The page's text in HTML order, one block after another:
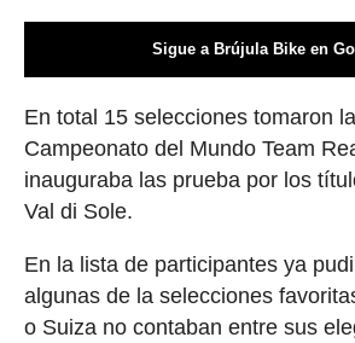
Sigue a Brújula Bike en
En total 15 selecciones tomaron
Campeonato del Mundo Team
inauguraba las prueba por los
Val di Sole.
En la lista de participantes ya
algunas de la selecciones
o Suiza no contaban entre sus